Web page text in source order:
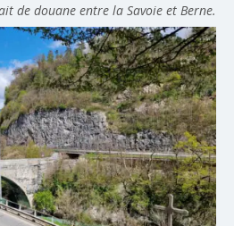
de douane entre la Savoie et Berne.